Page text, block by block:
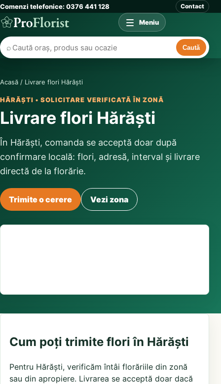
Comenzi telefonice: 0376 441 128 Contact
⌕ Caută
Meniu
Acasă / Livrare flori Hărăști
HĂRĂȘTI • SOLICITARE VERIFICATĂ ÎN ZONĂ
Livrare flori Hărăști
În Hărăști, comanda se acceptă doar după
confirmare locală: flori, adresă, interval și livrare
directă de la florărie.
Trimite o cerere Vezi zona
Cum poți trimite flori în Hărăști
Pentru Hărăști, verificăm întâi florăriile din zonă
sau din apropiere. Livrarea se acceptă doar dacă